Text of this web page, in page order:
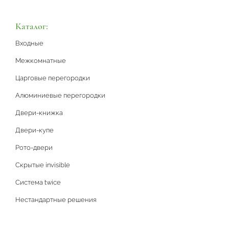
Каталог:
Входные
Межкомнатные
Царговые перегородки
Алюминиевые перегородки
Двери-книжка
Двери-купе
Рото-двери
Скрытые invisible
Система twice
Нестандартные решения